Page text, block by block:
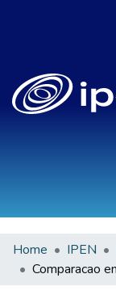
Sobre
Home IPEN